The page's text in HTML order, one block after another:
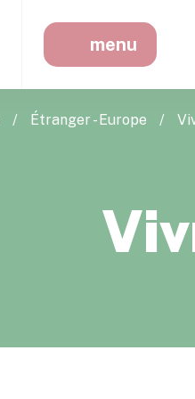
menu
/ Étranger - Europe /